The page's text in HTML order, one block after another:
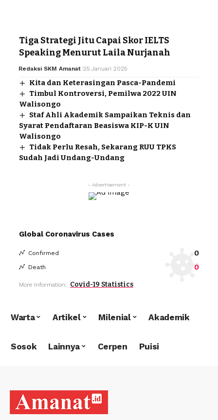
Tiga Strategi Jitu Capai Skor IELTS
Speaking Menurut Laila Nurjanah
Redaksi SKM Amanat 25 Januari 2025
Kita dan Keterasingan Pasca-Pandemi
Timbul Kontroversi, Pemilwa 2022 UIN
Walisongo
Staf Ahli Akademik Sampaikan Teknis dan
Syarat Pendaftaran Beasiswa KIP-K UIN
Walisongo
Tidak Perlu Resah, Sekarang RUU TPKS
Sudah Jadi Undang-Undang
- Advertisement -
Global Coronavirus Cases
Confirmed 0
Death 0
More Information: Covid-19 Statistics
Warta Artikel Milenial Akademik
Sosok Lainnya Cerpen Puisi